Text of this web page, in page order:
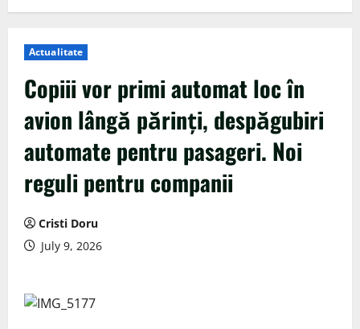
Actualitate
Copiii vor primi automat loc în
avion lângă părinți, despăgubiri
automate pentru pasageri. Noi
reguli pentru companii
Cristi Doru
July 9, 2026